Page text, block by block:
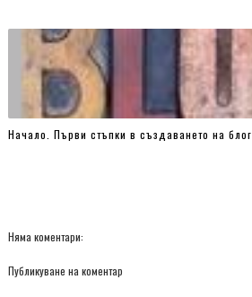
Начало. Първи стъпки в създаването на блог
Няма коментари:
Публикуване на коментар